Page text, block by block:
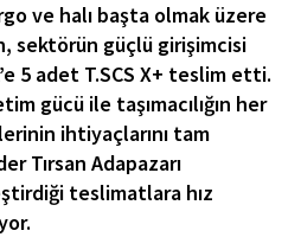
ve halı başta olmak üzere
sektörün güçlü girişimcisi
5 adet T.SCS X+ teslim etti.
gücü ile taşımacılığın her
ihtiyaçlarını tam
Tırsan Adapazarı
teslimatlara hız